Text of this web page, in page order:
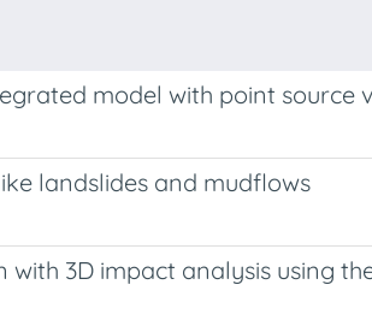
model with point source
landslides and mudflows
3D impact analysis using